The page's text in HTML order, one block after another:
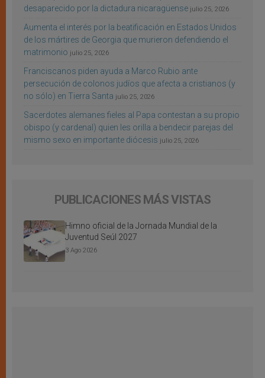
desaparecido por la dictadura nicaragüense julio 25, 2026
Aumenta el interés por la beatificación en Estados Unidos
de los mártires de Georgia que murieron defendiendo el
matrimonio julio 25, 2026
Franciscanos piden ayuda a Marco Rubio ante
persecución de colonos judíos que afecta a cristianos (y
no sólo) en Tierra Santa julio 25, 2026
Sacerdotes alemanes fieles al Papa contestan a su propio
obispo (y cardenal) quien les orilla a bendecir parejas del
mismo sexo en importante diócesis julio 25, 2026
PUBLICACIONES MÁS VISTAS
Himno oficial de la Jornada Mundial de la
Juventud Seúl 2027
3 Ago 2026